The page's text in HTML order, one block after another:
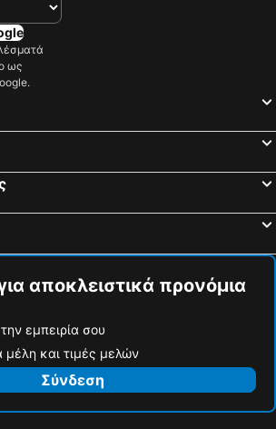
ως
αποκλειστικά προνόμια
εμπειρία σου
μέλη και τιμές μελών
Σύνδεση